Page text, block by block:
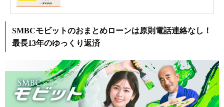
SMBCモビットのおまとめローンは原則電話連絡なし！
最長13年のゆっくり返済